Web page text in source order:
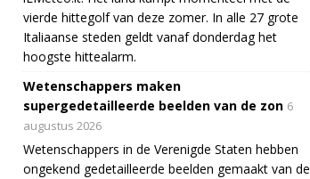
vierde hittegolf van deze zomer. In alle 27 grote
Italiaanse steden geldt vanaf donderdag het
hoogste hittealarm.
Wetenschappers maken
supergedetailleerde beelden van de zon 6
augustus 2026
Wetenschappers in de Verenigde Staten hebben
ongekend gedetailleerde beelden gemaakt van de